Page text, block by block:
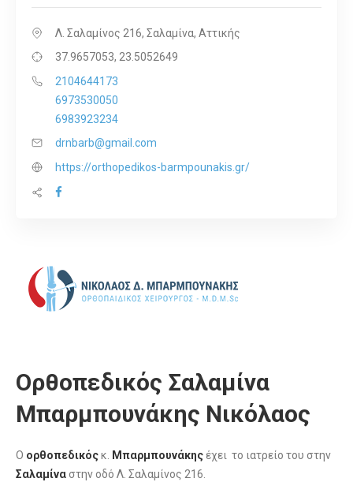
Λ. Σαλαμίνος 216, Σαλαμίνα, Αττικής
37.9657053, 23.5052649
2104644173
6973530050
6983923234
drnbarb@gmail.com
https://orthopedikos-barmpounakis.gr/
Ορθοπεδικός Σαλαμίνα
Μπαρμπουνάκης Νικόλαος
Ο ορθοπεδικόςκ. Μπαρμπουνάκης έχει το ιατρείο του στην
Σαλαμίνα στην οδό Λ. Σαλαμίνος 216.